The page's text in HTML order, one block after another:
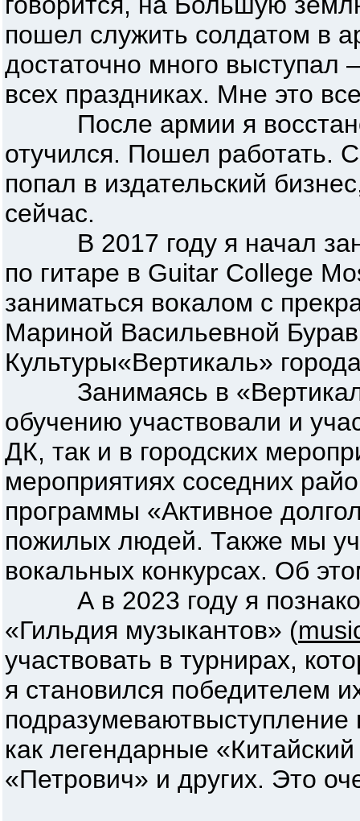
пошел служить солдатом в
достаточно много выступал
всех праздниках. Мне это
После армии я
отучился. Пошел работать.
попал в издательский
сейчас.
В 2017 году я начал
по гитаре в Guitar College
заниматься вокалом с
Мариной Васильевной
Культуры«Вертикаль»
Занимаясь в
обучению участвовали и
ДК, так и в городских
мероприятиях соседних
программы «Активное
пожилых людей. Также мы
вокальных конкурсах. Об
А в 2023 году я
«Гильдия музыкантов» (
участвовать в турнирах,
я становился победителем
как легендарные
«Петрович» и других. Это